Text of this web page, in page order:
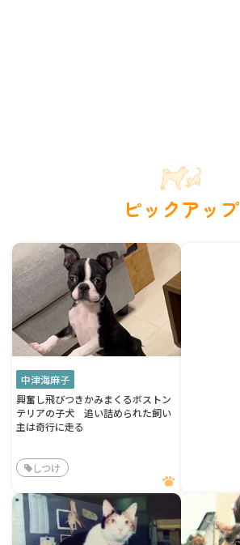
ピックアップ
中津海麻子
興奮し飛びつきかみまくるボストン
テリアの子犬 追い詰められた飼い
主は奇行に走る
しつけ